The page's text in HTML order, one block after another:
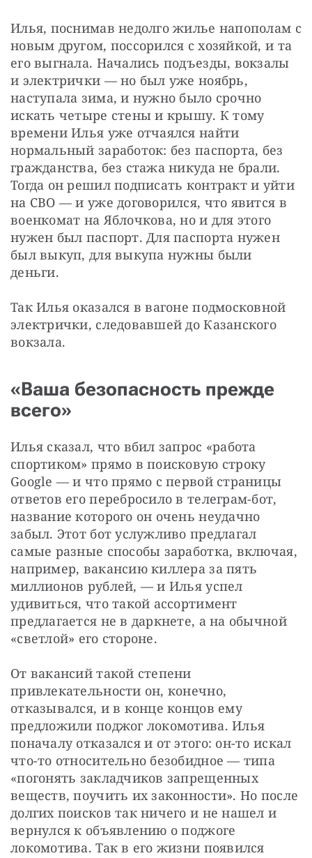
Илья, поснимав недолго жилье напополам с
новым другом, поссорился с хозяйкой, и та
его выгнала. Начались подъезды, вокзалы
и электрички — но был уже ноябрь,
наступала зима, и нужно было срочно
искать четыре стены и крышу. К тому
времени Илья уже отчаялся найти
нормальный заработок: без паспорта, без
гражданства, без стажа никуда не брали.
Тогда он решил подписать контракт и уйти
на СВО — и уже договорился, что явится в
военкомат на Яблочкова, но и для этого
нужен был паспорт. Для паспорта нужен
был выкуп, для выкупа нужны были
деньги.
Так Илья оказался в вагоне подмосковной
электрички, следовавшей до Казанского
вокзала.
«Ваша безопасность прежде
всего»
Илья сказал, что вбил запрос «работа
спортиком» прямо в поисковую строку
Google — и что прямо с первой страницы
ответов его перебросило в телеграм-бот,
название которого он очень неудачно
забыл. Этот бот услужливо предлагал
самые разные способы заработка, включая,
например, вакансию киллера за пять
миллионов рублей, — и Илья успел
удивиться, что такой ассортимент
предлагается не в даркнете, а на обычной
«светлой» его стороне.
От вакансий такой степени
привлекательности он, конечно,
отказывался, и в конце концов ему
предложили поджог локомотива. Илья
поначалу отказался и от этого: он-то искал
что-то относительно безобидное — типа
«погонять закладчиков запрещенных
веществ, поучить их законности». Но после
долгих поисков так ничего и не нашел и
вернулся к объявлению о поджоге
локомотива. Так в его жизни появился